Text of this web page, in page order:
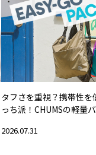
タフさを重視？携帯性
っち派！CHUMSの軽量
2026.07.31